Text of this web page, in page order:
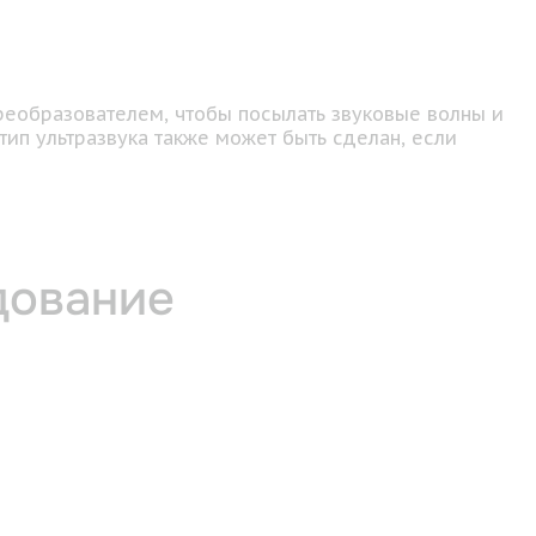
чтобы посылать звуковые волны и
ультразвука также может быть сделан, если